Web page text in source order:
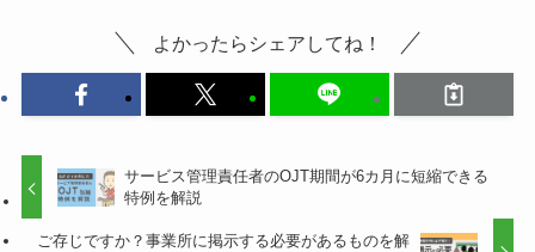
よかったらシェアしてね！
サービス管理責任者のOJT期間が6カ月に短縮できる
特例を解説
ご存じですか？事業所に掲示する必要があるものを解